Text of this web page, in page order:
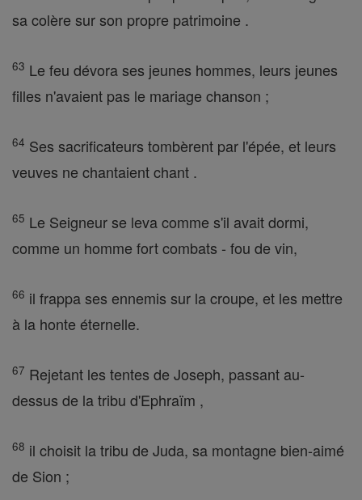
sa colère sur son propre patrimoine .
63 Le feu dévora ses jeunes hommes, leurs jeunes
filles n'avaient pas le mariage chanson ;
64 Ses sacrificateurs tombèrent par l'épée, et leurs
veuves ne chantaient chant .
65 Le Seigneur se leva comme s'il avait dormi,
comme un homme fort combats - fou de vin,
66 il frappa ses ennemis sur la croupe, et les mettre
à la honte éternelle.
67 Rejetant les tentes de Joseph, passant au-
dessus de la tribu d'Ephraïm ,
68 il choisit la tribu de Juda, sa montagne bien-aimé
de Sion ;